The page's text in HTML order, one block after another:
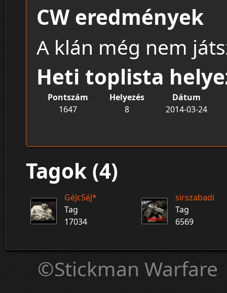
CW eredmények
A klán még nem
Heti toplista
Pontszám Helyezés
Dátum
1647
8 2014-03-24
Tagok (4)
GéJcSéJ*
Tag
17034
sirszabadi
Tag
6569
©Stickman Warfare